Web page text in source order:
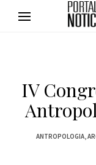
IV
ANTROPOLOGIA